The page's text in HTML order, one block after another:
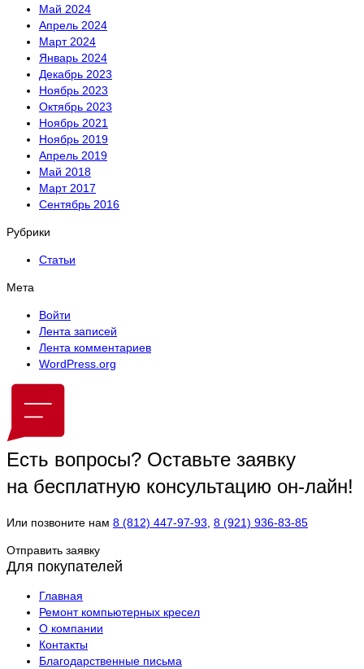
Май 2024
Апрель 2024
Март 2024
Январь 2024
Декабрь 2023
Ноябрь 2023
Октябрь 2023
Ноябрь 2021
Ноябрь 2019
Апрель 2019
Май 2018
Март 2017
Сентябрь 2016
Рубрики
Статьи
Мета
Войти
Лента записей
Лента комментариев
WordPress.org
Есть вопросы? Оставьте заявку
на бесплатную консультацию он-лайн!
Или позвоните нам 8 (812) 447-97-93 8 (921) 936-83-85
Отправить заявку
Для покупателей
Главная
Ремонт компьютерных кресел
О компании
Контакты
Благодарственные письма